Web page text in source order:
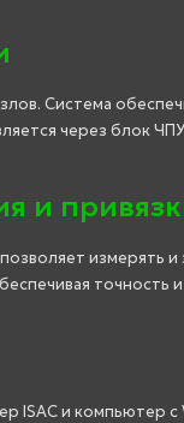
Система
через блок
и
позволяет измерять
точность
ISAC и компьютер с